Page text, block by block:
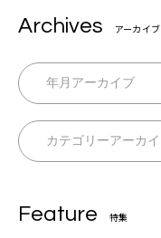
Archives アーカイブ
Feature 特集